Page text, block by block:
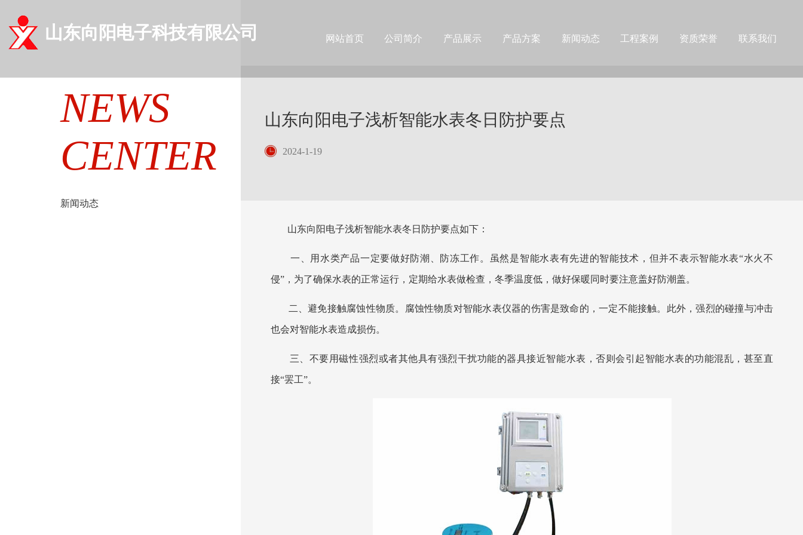
山东向阳电子科技有限公司 网站首页 公司简介 产品展示 产品方案 新闻动态 工程案例 资质荣誉 联系我们
NEWS
CENTER
新闻动态
山东向阳电子浅析智能水表冬日防护要点
2024-1-19
山东向阳电子浅析智能水表冬日防护要点如下：
一、用水类产品一定要做好防潮、防冻工作。虽然是智能水表有先进的智能技术，但并不表示智能水表“水火不
侵”，为了确保水表的正常运行，定期给水表做检查，冬季温度低，做好保暖同时要注意盖好防潮盖。
二、避免接触腐蚀性物质。腐蚀性物质对智能水表仪器的伤害是致命的，一定不能接触。此外，强烈的碰撞与冲击
也会对智能水表造成损伤。
三、不要用磁性强烈或者其他具有强烈干扰功能的器具接近智能水表，否则会引起智能水表的功能混乱，甚至直
接“罢工”。